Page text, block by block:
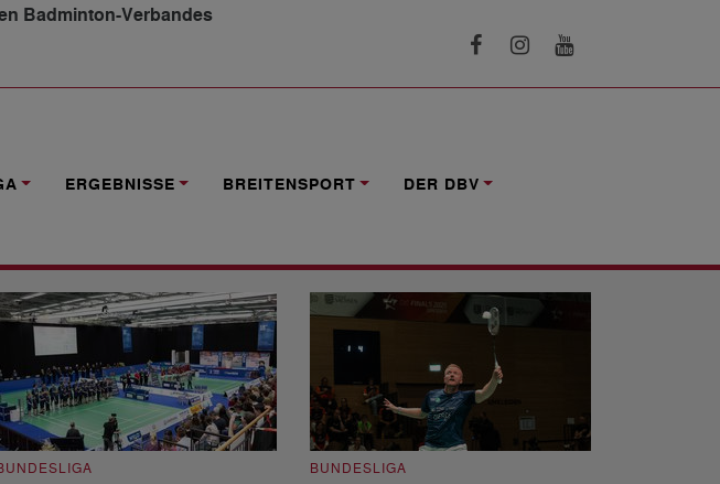
Badminton-Verbandes
ERGEBNISSE BREITENSPORT DER DBV
BUNDESLIGA